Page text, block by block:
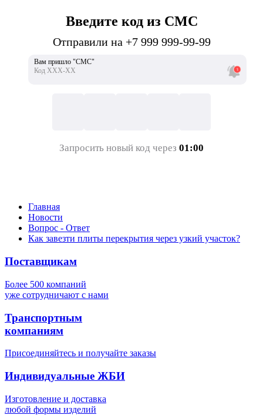
Введите код из СМС
Отправили на +7 999 999-99-99
Вам пришло "СМС"
Код ХХХ-ХХ
Запросить новый код через 01:00
Главная
Новости
Вопрос - Ответ
Как завезти плиты перекрытия через узкий участок?
Поставщикам
Более 500 компаний
уже сотрудничают с нами
Транспортным
компаниям
Присоединяйтесь и получайте заказы
Индивидуальные ЖБИ
Изготовление и доставка
любой формы изделий